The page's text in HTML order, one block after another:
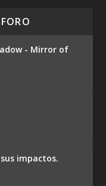
- Mirror of
impactos.